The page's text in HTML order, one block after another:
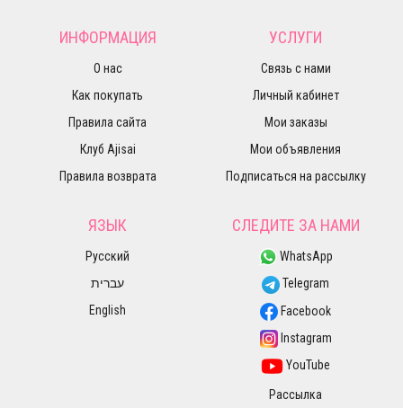
ИНФОРМАЦИЯ
О нас
Как покупать
Правила сайта
Клуб Ajisai
Правила возврата
УСЛУГИ
Связь с нами
Личный кабинет
Мои заказы
Мои объявления
Подписаться на рассылку
ЯЗЫК
Русский
עברית
English
СЛЕДИТЕ ЗА НАМИ
WhatsApp
Telegram
Facebook
Instagram
YouTube
Рассылка